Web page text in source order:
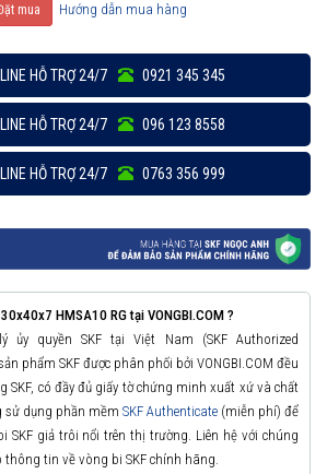
mua Hướng dẫn mua hàng
HỖ TRỢ 24/7 0921 345 345
HỖ TRỢ 24/7 096 123 8558
HỖ TRỢ 24/7 0763 356 999
HMSA10 RG tại VONGBI.COM ?
ủy quyền SKF tại Việt Nam (SKF Authorized
phẩm SKF được phân phối bởi VONGBI.COM đều
SKF, có đầy đủ giấy tờ chứng minh xuất xứ và chất
sử dụng phần mềm SKF Authenticate (miễn phí) để
SKF giả trôi nổi trên thị trường. Liên hệ với chúng
tin về vòng bi SKF chính hãng.